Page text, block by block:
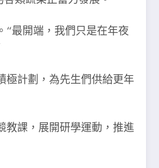
“最開端，我們只是在年夜
極計劃，為先生們供給更年
教課，展開研學運動，推進